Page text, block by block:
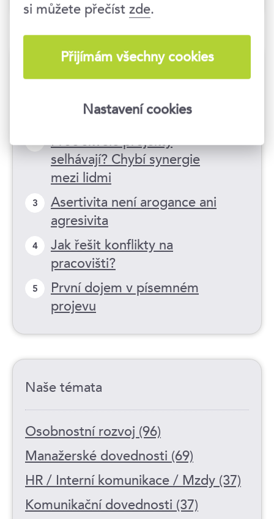
Learn soft skills in English
Proč skvělé projekty
selhávají? Chybí synergie
mezi lidmi
3
Asertivita není arogance ani
agresivita
4
Jak řešit konflikty na
pracovišti?
5
První dojem v písemném
projevu
Naše témata
Osobnostní rozvoj (96)
Manažerské dovednosti (69)
HR / Interní komunikace / Mzdy (37)
Komunikační dovednosti (37)
si můžete přečístzde.
Přijímám všechny cookies
Nastavení cookies